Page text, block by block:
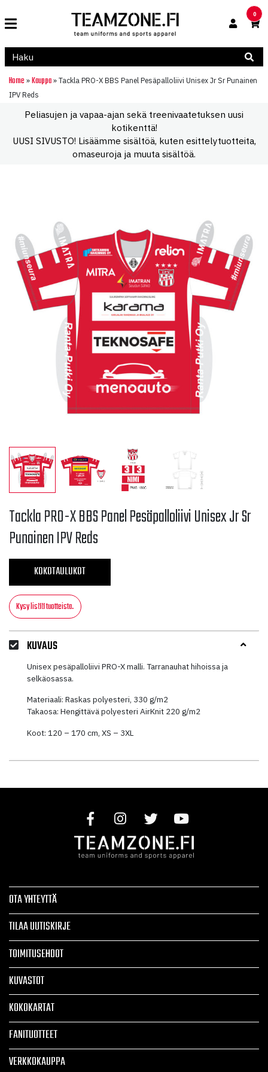
0
Home » Kauppa » Tackla PRO-X BBS Panel Pesäpalloliivi Unisex Jr Sr Punainen
IPV Reds
Peliasujen ja vapaa-ajan sekä treenivaatetuksen uusi
kotikenttä!
UUSI SIVUSTO! Lisäämme sisältöä, kuten esittelytuotteita,
omaseuroja ja muuta sisältöä.
Tackla PRO-X BBS Panel Pesäpalloliivi Unisex Jr Sr
Punainen IPV Reds
KOKOTAULUKOT
Kysy lisää tuotteista.
KUVAUS
Unisex pesäpalloliivi PRO-X malli. Tarranauhat hihoissa ja
selkäosassa.
Materiaali: Raskas polyesteri, 330 g/m2
Takaosa: Hengittävä polyesteri AirKnit 220 g/m2
Koot: 120 – 170 cm, XS – 3XL
OTA YHTEYTTÄ
TILAA UUTISKIRJE
TOIMITUSEHDOT
KUVASTOT
KOKOKARTAT
FANITUOTTEET
VERKKOKAUPPA